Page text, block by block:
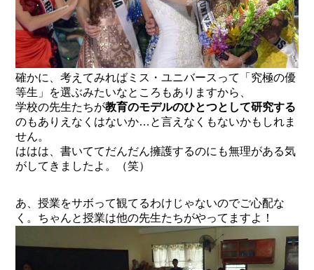
確かに、考えてみればミス・ユニバースって「究極の優
等生」を選ぶみたいなところもありますから、
学校の先生たちが教育のモデルのひとつとして研究する
のもありえなくはないか…と言えなくもないかもしれま
せん。
ははは、書いててだんだん擁護するのにも無理がある気
がしてきましたよ。（笑）
あ、授業をサボって観てるわけじゃないのでご心配な
く。ちゃんと授業は他の先生たちがやってますよ！